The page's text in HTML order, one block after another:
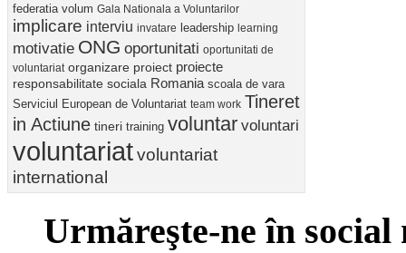
federatia volum Gala Nationala a Voluntarilor
implicare interviu invatare leadership learning
motivatie ONG oportunitati oportunitati de
voluntariat organizare proiect proiecte
responsabilitate sociala Romania scoala de vara
Serviciul European de Voluntariat team work Tineret
in Actiune tineri training voluntar voluntari
voluntariatvoluntariat
international
Urmăreşte-ne în social